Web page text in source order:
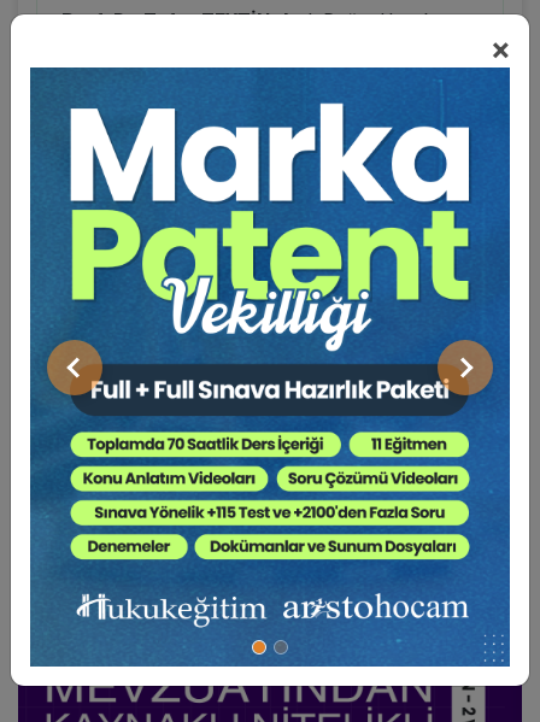
×
Önceki Sonraki
Prof. Dr. Zafer ZEYTİN:Artık Değer Hesabı
Av. Ayça ÖZDOĞAN:Anlaşmalı Boşanma
Davalarında Geçen İfadelerin Mal Rejimi
Tasfiyesine Etkisi
BENZER VIDEO EĞITIMLER
Video Eğitim Abonesi Ol: Sadece 5490 TL / Yıllık
Hukuk Eğitim